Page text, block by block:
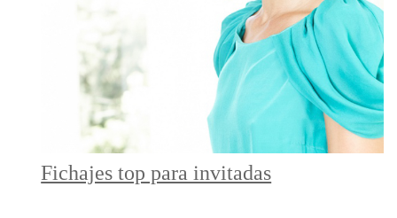
Fichajes top para invitadas